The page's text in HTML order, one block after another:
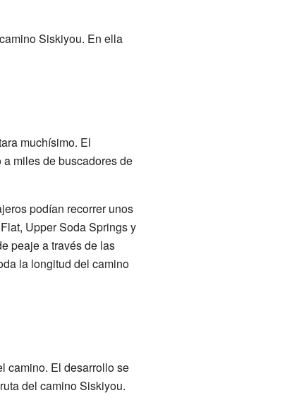
Siskiyou. En ella
muchísimo. El
miles de buscadores de
podían recorrer unos
Upper Soda Springs y
peaje a través de las
la longitud del camino
camino. El desarrollo se
del camino Siskiyou.